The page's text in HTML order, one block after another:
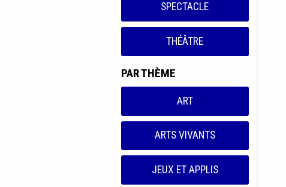
SPECTACLE
THÉÂTRE
PAR THÈME
ART
ARTS VIVANTS
JEUX ET APPLIS